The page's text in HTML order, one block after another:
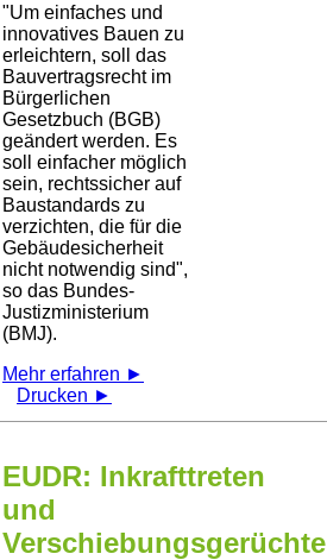
Um einfaches und
innovatives Bauen zu
erleichtern, soll das
Bauvertragsrecht im
Bürgerlichen
Gesetzbuch (BGB)
geändert werden. Es
soll einfacher möglich
sein, rechtssicher auf
Baustandards zu
verzichten, die für die
Gebäudesicherheit
nicht notwendig sind ,
so das Bundes-
Justizministerium
(BMJ).
Mehr erfahren ►
Drucken ►
EUDR: Inkrafttreten
und
Verschiebungsgerüchte